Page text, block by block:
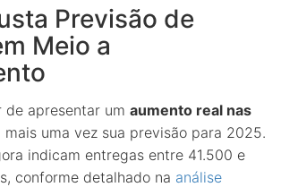
Previsão de
Meio a
de apresentar um aumento real nas
mais uma vez sua previsão para 2025.
indicam entregas entre 41.500 e
conforme detalhado na análise